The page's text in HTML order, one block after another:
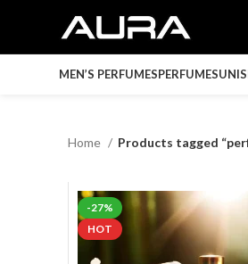
MEN’S PERFUMESPERFUMES
Home Products tagged
-27%
HOT